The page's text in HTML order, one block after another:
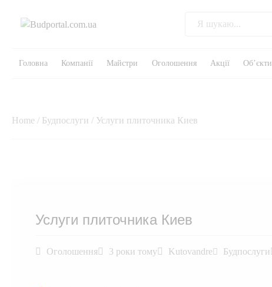
Головна Компанії Майстри Оголошення Акції Об’єкти
Home / Будпослуги / Услуги плиточника Киев
Услуги плиточника Киев
Оголошення 3 роки тому Kutovandre Будпослуги